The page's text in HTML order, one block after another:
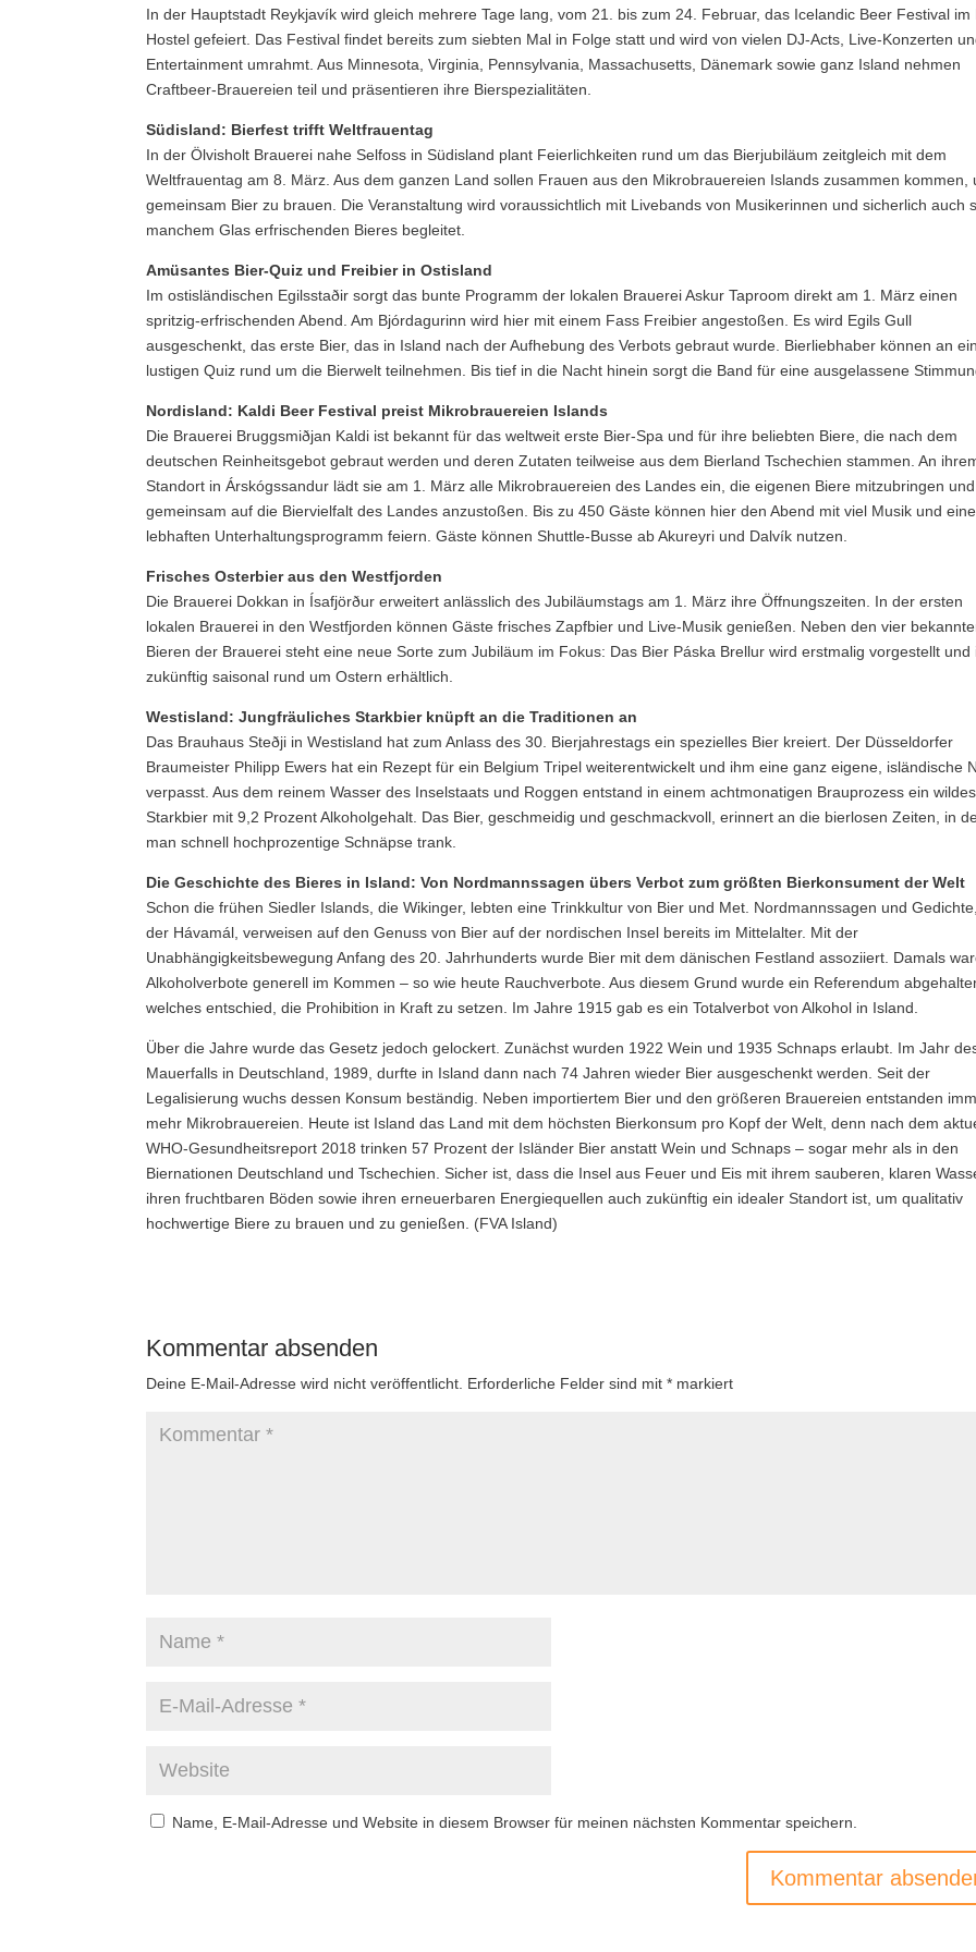
In der Hauptstadt Reykjavík wird gleich mehrere Tage lang, vom 21. bis zum 24. Februar, das Icelandic Beer Festival im
Hostel gefeiert. Das Festival findet bereits zum siebten Mal in Folge statt und wird von vielen DJ-Acts, Live-Konzerten
Entertainment umrahmt. Aus Minnesota, Virginia, Pennsylvania, Massachusetts, Dänemark sowie ganz Island nehmen
Craftbeer-Brauereien teil und präsentieren ihre Bierspezialitäten.
Südisland: Bierfest trifft Weltfrauentag
In der Ölvisholt Brauerei nahe Selfoss in Südisland plant Feierlichkeiten rund um das Bierjubiläum zeitgleich mit dem
Weltfrauentag am 8. März. Aus dem ganzen Land sollen Frauen aus den Mikrobrauereien Islands zusammen kommen,
gemeinsam Bier zu brauen. Die Veranstaltung wird voraussichtlich mit Livebands von Musikerinnen und sicherlich auch
manchem Glas erfrischenden Bieres begleitet.
Amüsantes Bier-Quiz und Freibier in Ostisland
Im ostisländischen Egilsstaðir sorgt das bunte Programm der lokalen Brauerei Askur Taproom direkt am 1. März einen
spritzig-erfrischenden Abend. Am Bjórdagurinn wird hier mit einem Fass Freibier angestoßen. Es wird Egils Gull
ausgeschenkt, das erste Bier, das in Island nach der Aufhebung des Verbots gebraut wurde. Bierliebhaber können an
lustigen Quiz rund um die Bierwelt teilnehmen. Bis tief in die Nacht hinein sorgt die Band für eine ausgelassene
Nordisland: Kaldi Beer Festival preist Mikrobrauereien Islands
Die Brauerei Bruggsmiðjan Kaldi ist bekannt für das weltweit erste Bier-Spa und für ihre beliebten Biere, die nach dem
deutschen Reinheitsgebot gebraut werden und deren Zutaten teilweise aus dem Bierland Tschechien stammen. An
Standort in Árskógssandur lädt sie am 1. März alle Mikrobrauereien des Landes ein, die eigenen Biere mitzubringen und
gemeinsam auf die Biervielfalt des Landes anzustoßen. Bis zu 450 Gäste können hier den Abend mit viel Musik und
lebhaften Unterhaltungsprogramm feiern. Gäste können Shuttle-Busse ab Akureyri und Dalvík nutzen.
Frisches Osterbier aus den Westfjorden
Die Brauerei Dokkan in Ísafjörður erweitert anlässlich des Jubiläumstags am 1. März ihre Öffnungszeiten. In der ersten
lokalen Brauerei in den Westfjorden können Gäste frisches Zapfbier und Live-Musik genießen. Neben den vier
Bieren der Brauerei steht eine neue Sorte zum Jubiläum im Fokus: Das Bier Páska Brellur wird erstmalig vorgestellt und
zukünftig saisonal rund um Ostern erhältlich.
Westisland: Jungfräuliches Starkbier knüpft an die Traditionen an
Das Brauhaus Steðji in Westisland hat zum Anlass des 30. Bierjahrestags ein spezielles Bier kreiert. Der Düsseldorfer
Braumeister Philipp Ewers hat ein Rezept für ein Belgium Tripel weiterentwickelt und ihm eine ganz eigene, isländische
verpasst. Aus dem reinem Wasser des Inselstaats und Roggen entstand in einem achtmonatigen Brauprozess ein wildes
Starkbier mit 9,2 Prozent Alkoholgehalt. Das Bier, geschmeidig und geschmackvoll, erinnert an die bierlosen Zeiten, in
man schnell hochprozentige Schnäpse trank.
Die Geschichte des Bieres in Island: Von Nordmannssagen übers Verbot zum größten Bierkonsument der Welt
Schon die frühen Siedler Islands, die Wikinger, lebten eine Trinkkultur von Bier und Met. Nordmannssagen und
der Hávamál, verweisen auf den Genuss von Bier auf der nordischen Insel bereits im Mittelalter. Mit der
Unabhängigkeitsbewegung Anfang des 20. Jahrhunderts wurde Bier mit dem dänischen Festland assoziiert. Damals
Alkoholverbote generell im Kommen – so wie heute Rauchverbote. Aus diesem Grund wurde ein Referendum
welches entschied, die Prohibition in Kraft zu setzen. Im Jahre 1915 gab es ein Totalverbot von Alkohol in Island.
Über die Jahre wurde das Gesetz jedoch gelockert. Zunächst wurden 1922 Wein und 1935 Schnaps erlaubt. Im Jahr
Mauerfalls in Deutschland, 1989, durfte in Island dann nach 74 Jahren wieder Bier ausgeschenkt werden. Seit der
Legalisierung wuchs dessen Konsum beständig. Neben importiertem Bier und den größeren Brauereien entstanden
mehr Mikrobrauereien. Heute ist Island das Land mit dem höchsten Bierkonsum pro Kopf der Welt, denn nach dem
WHO-Gesundheitsreport 2018 trinken 57 Prozent der Isländer Bier anstatt Wein und Schnaps – sogar mehr als in den
Biernationen Deutschland und Tschechien. Sicher ist, dass die Insel aus Feuer und Eis mit ihrem sauberen, klaren
ihren fruchtbaren Böden sowie ihren erneuerbaren Energiequellen auch zukünftig ein idealer Standort ist, um qualitativ
hochwertige Biere zu brauen und zu genießen. (FVA Island)
Kommentar absenden
Deine E-Mail-Adresse wird nicht veröffentlicht. Erforderliche Felder sind mit* markiert
Name, E-Mail-Adresse und Website in diesem Browser für meinen nächsten Kommentar speichern.